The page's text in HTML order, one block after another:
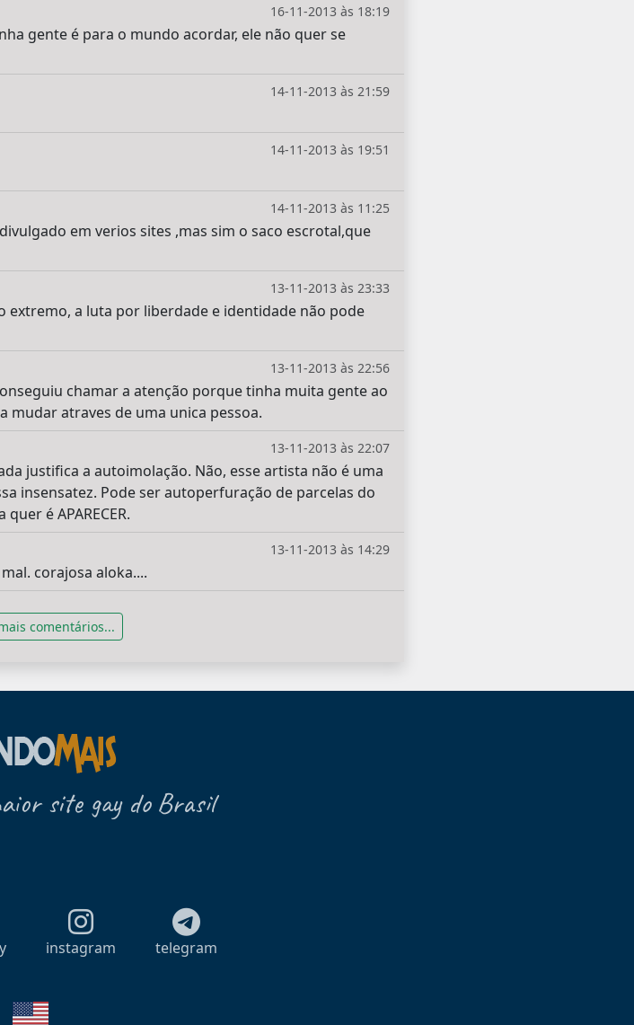
16-11-2013 às 18:19
gente é para o mundo acordar, ele não quer se
14-11-2013 às 21:59
14-11-2013 às 19:51
14-11-2013 às 11:25
em verios sites ,mas sim o saco escrotal,que
13-11-2013 às 23:33
extremo, a luta por liberdade e identidade não pode
13-11-2013 às 22:56
chamar a atenção porque tinha muita gente ao
mudar atraves de uma unica pessoa.
13-11-2013 às 22:07
justifica a autoimolação. Não, esse artista não é uma
insensatez. Pode ser autoperfuração de parcelas do
é APARECER.
13-11-2013 às 14:29
corajosa aloka....
comentários...
site gay do Brasil
instagram telegram